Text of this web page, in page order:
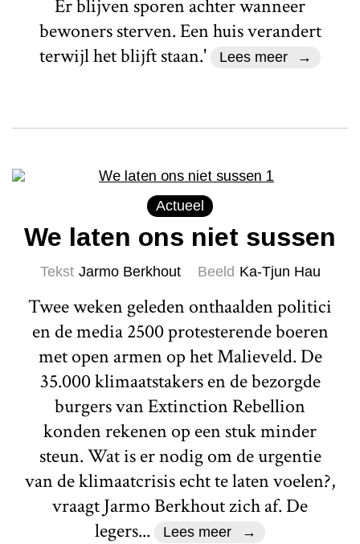
Er blijven sporen achter wanneer
bewoners sterven. Een huis verandert
terwijl het blijft staan.'
Lees meer
Actueel
We laten ons niet sussen
Tekst Jarmo Berkhout Beeld Ka-Tjun Hau
Twee weken geleden onthaalden politici
en de media 2500 protesterende boeren
met open armen op het Malieveld. De
35.000 klimaatstakers en de bezorgde
burgers van Extinction Rebellion
konden rekenen op een stuk minder
steun. Wat is er nodig om de urgentie
van de klimaatcrisis echt te laten voelen?,
vraagt Jarmo Berkhout zich af. De
legers...
Lees meer